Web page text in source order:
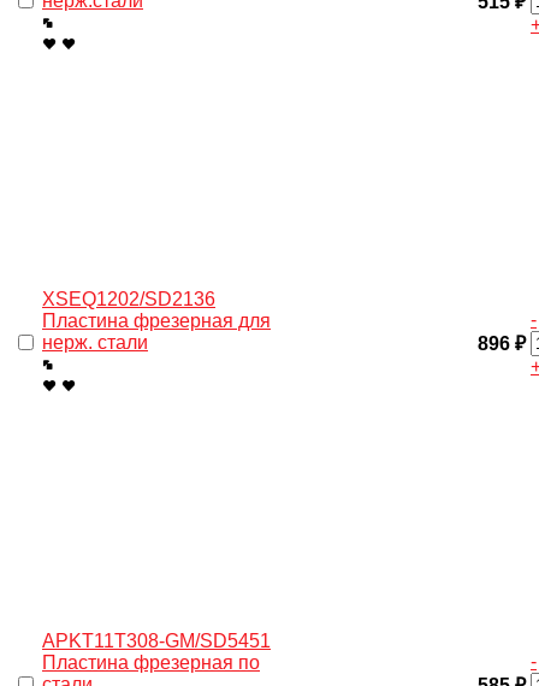
XSEQ1202/SD2136
Пластина фрезерная для
нерж. cтали
896 ₽
-
APKT11T308-GM/SD5451
Пластина фрезерная по
-